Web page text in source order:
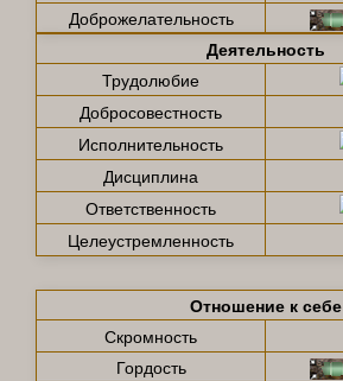
Доброжелательность
Деятельность
Трудолюбие
Добросовестность
Исполнительность
Дисциплина
Ответственность
Целеустремленность
Отношение к себе
Скромность
Гордость